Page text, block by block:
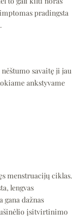
pradingsta
savaitę ji jau
ankstyvame
menstruacijų ciklas.
lengvas
dažnas
įsitvirtinimo